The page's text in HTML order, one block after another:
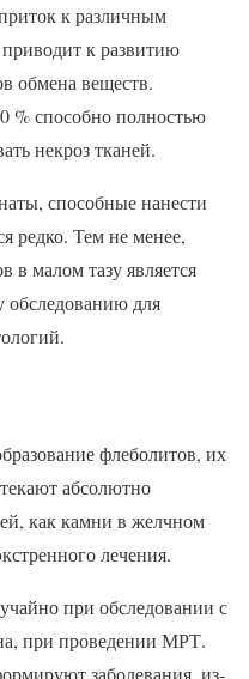
к различным
к развитию
обмена веществ.
% способно полностью
некроз тканей.
способные нанести
редко. Тем не менее,
в малом тазу является
обследованию для
флеболитов, их
абсолютно
как камни в желчном
лечения.
при обследовании с
при проведении МРТ.
заболевания, из-